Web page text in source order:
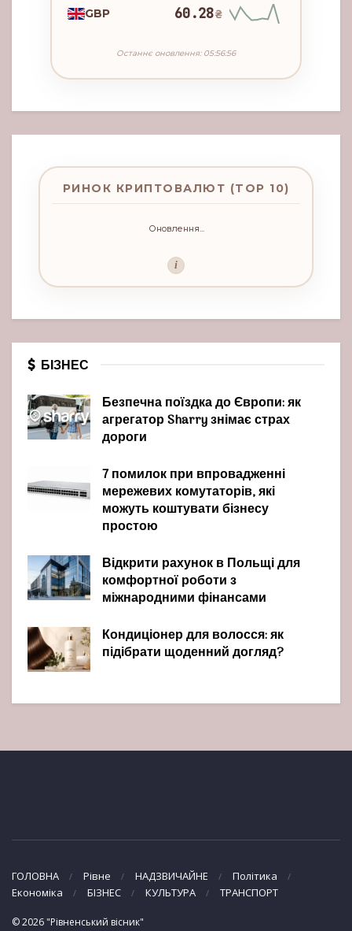
GBP 60.28₴
Останнє оновлення: 05:56:56
РИНОК КРИПТОВАЛЮТ (TOP 10)
Оновлення...
i
БІЗНЕС
Безпечна поїздка до Європи: як
агрегатор Sharry знімає страх
дороги
7 помилок при впровадженні
мережевих комутаторів, які
можуть коштувати бізнесу
простою
Відкрити рахунок в Польщі для
комфортної роботи з
міжнародними фінансами
Кондиціонер для волосся: як
підібрати щоденний догляд?
ГОЛОВНА Рівне НАДЗВИЧАЙНЕ
Політика
Економіка
БІЗНЕС КУЛЬТУРА ТРАНСПОРТ
© 2026 "Рівненський вісник"